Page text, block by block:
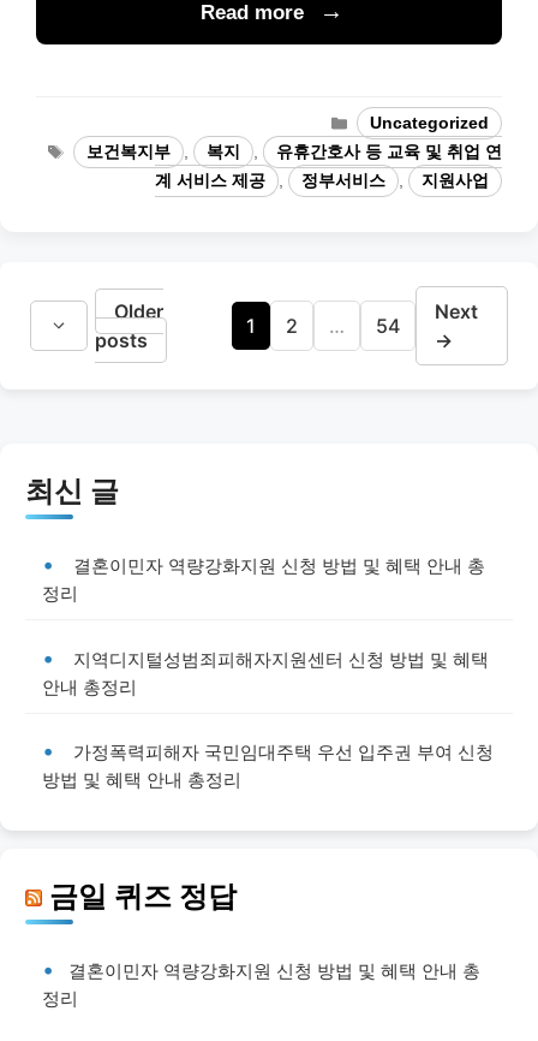
Read more
Categories
Uncategorized
Tags보건복지부 , 복지 ,
유휴간호사 등 교육 및 취업 연
계 서비스 제공
, 정부서비스 , 지원사업
Older
posts
Page
1 Page
2 … Page
54
Next
→
최신 글
결혼이민자 역량강화지원 신청 방법 및 혜택 안내 총
정리
지역디지털성범죄피해자지원센터 신청 방법 및 혜택
안내 총정리
가정폭력피해자 국민임대주택 우선 입주권 부여 신청
방법 및 혜택 안내 총정리
금일 퀴즈 정답
결혼이민자 역량강화지원 신청 방법 및 혜택 안내 총
정리